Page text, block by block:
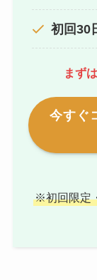
初回30
まず
今すぐ
※初回限定